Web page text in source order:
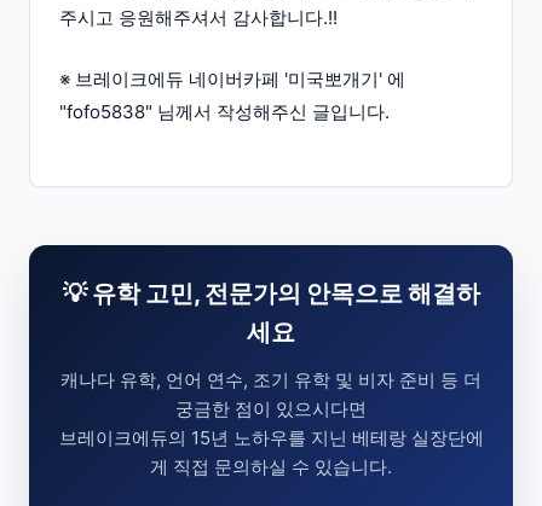
주시고 응원해주셔서 감사합니다.!!
※ 브레이크에듀 네이버카페 '미국뽀개기' 에
"fofo5838" 님께서 작성해주신 글입니다.
💡 유학 고민, 전문가의 안목으로 해결하
세요
캐나다 유학, 언어 연수, 조기 유학 및 비자 준비 등 더
궁금한 점이 있으시다면
브레이크에듀의 15년 노하우를 지닌 베테랑 실장단에
게 직접 문의하실 수 있습니다.